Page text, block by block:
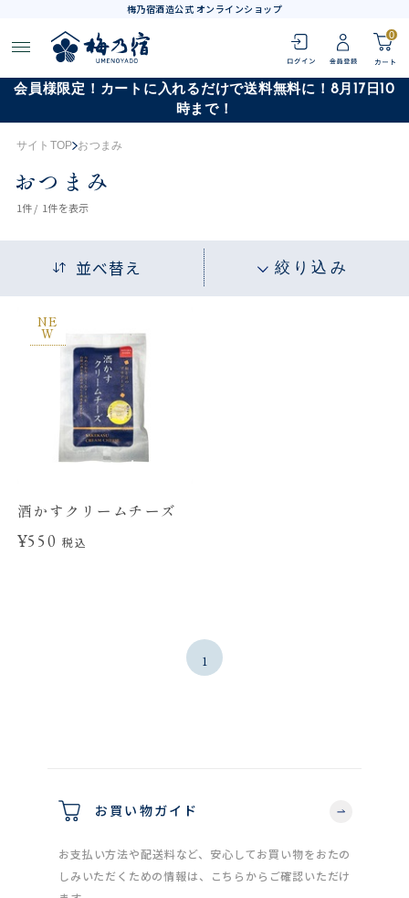
梅乃宿酒造公式 オンラインショップ
0
会員様限定！カートに入れるだけで送料無料に！8月17日10
時まで！
サイトTOP おつまみ
おつまみ
1件 / 1件を表示
並べ替え 絞り込み
NE
W
酒かすクリームチーズ
¥550税込
1
お買い物ガイド
お支払い方法や配送料など、安心してお買い物をおたの
しみいただくための情報は、こちらからご確認いただけ